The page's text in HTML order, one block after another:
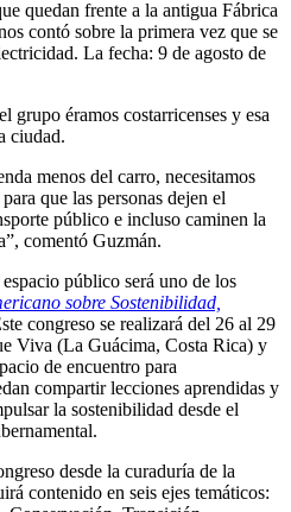
quedan frente a la antigua Fábrica
contó sobre la primera vez que se
La fecha: 9 de agosto de
grupo éramos costarricenses y esa
ciudad.
menos del carro, necesitamos
que las personas dejen el
público e incluso caminen la
comentó Guzmán.
público será uno de los
sobre Sostenibilidad,
congreso se realizará del 26 al 29
Viva (La Guácima, Costa Rica) y
de encuentro para
compartir lecciones aprendidas y
la sostenibilidad desde el
desde la curaduría de la
contenido en seis ejes temáticos: